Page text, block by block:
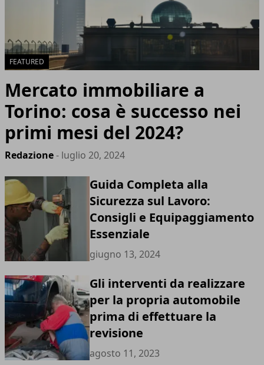
FEATURED
Mercato immobiliare a
Torino: cosa è successo nei
primi mesi del 2024?
Redazione- luglio 20, 2024
Guida Completa alla
Sicurezza sul Lavoro:
Consigli e Equipaggiamento
Essenziale
giugno 13, 2024
Gli interventi da realizzare
per la propria automobile
prima di effettuare la
revisione
agosto 11, 2023